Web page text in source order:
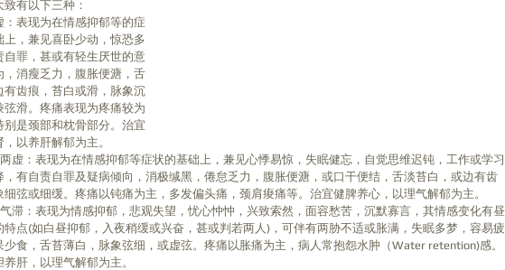
有以下三种：
：表现为在情感抑郁等的症
上，兼见喜卧少动，惊恐多
自罪，甚或有轻生厌世的意
，消瘦乏力，腹胀便溏，舌
有齿痕，苔白或滑，脉象沉
弦滑。疼痛表现为疼痛较为
别是颈部和枕骨部分。治宜
，以养肝解郁为主。
虚：表现为在情感抑郁等症状的基础上，兼见心悸易惊，失眠健忘，自觉思维迟钝，工作或学习
，有自责自罪及疑病倾向，消极缄黑，倦怠乏力，腹胀便溏，或口干便结，舌淡苔白，或边有齿
细弦或细缓。疼痛以钝痛为主，多发偏头痛，颈肩痠痛等。治宜健脾养心，以理气解郁为主。
滞：表现为情感抑郁，悲观失望，忧心忡忡，兴致索然，面容愁苦，沉默寡言，其情感变化有昼
特点(如白昼抑郁，入夜稍缓或兴奋，甚或判若两人)，可伴有两胁不适或胀满，失眠多梦，容易疲
少食，舌苔薄白，脉象弦细，或虚弦。疼痛以胀痛为主，病人常抱怨水肿（Water retention)感。
养肝，以理气解郁为主。